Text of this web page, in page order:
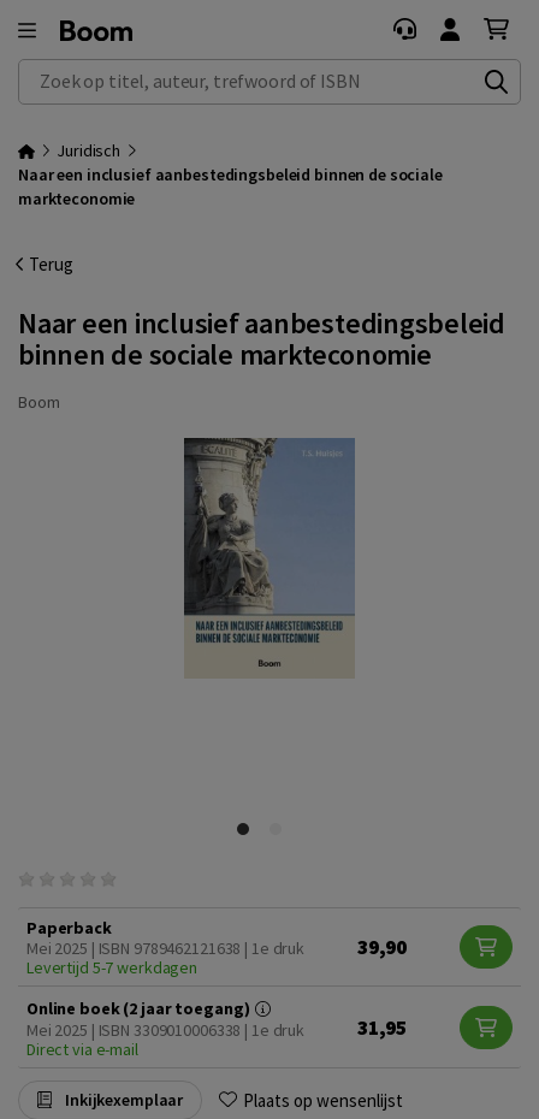
Zoek op titel, auteur, trefwoord of ISBN
Juridisch
Naar een inclusief aanbestedingsbeleid binnen de sociale
markteconomie
Terug
Naar een inclusief aanbestedingsbeleid
binnen de sociale markteconomie
Boom
Paperback
Mei 2025 | ISBN 9789462121638 | 1e druk
Levertijd 5-7 werkdagen
39,90
Online boek (2 jaar toegang)
Mei 2025 | ISBN 3309010006338 | 1e druk
Direct via e-mail
31,95
Inkijkexemplaar Plaats op wensenlijst